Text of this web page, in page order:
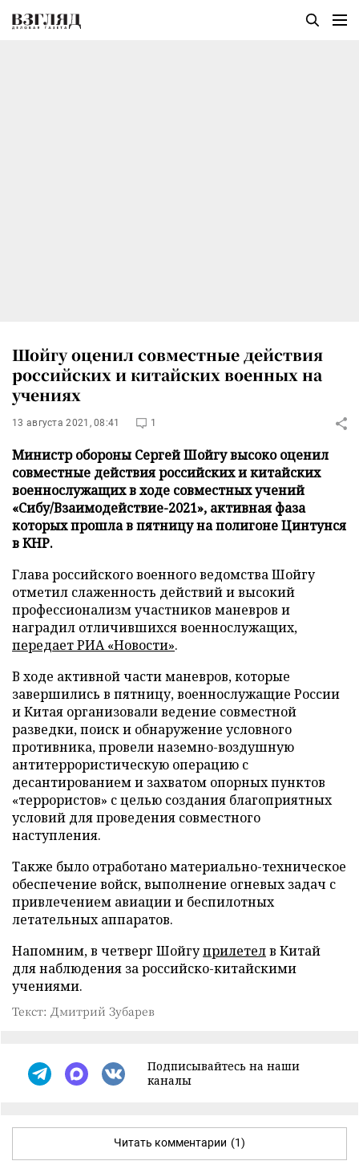
Шойгу оценил совместные действия
российских и китайских военных на
учениях
13 августа 2021, 08:41 1
Министр обороны Сергей Шойгу высоко оценил
совместные действия российских и китайских
военнослужащих в ходе совместных учений
«Сибу/Взаимодействие-2021», активная фаза
которых прошла в пятницу на полигоне Цинтунся
в КНР.
Глава российского военного ведомства Шойгу
отметил слаженность действий и высокий
профессионализм участников маневров и
наградил отличившихся военнослужащих,
передаетРИА «Новости».
В ходе активной части маневров, которые
завершились в пятницу, военнослужащие России
и Китая организовали ведение совместной
разведки, поиск и обнаружение условного
противника, провели наземно-воздушную
антитеррористическую операцию с
десантированием и захватом опорных пунктов
«террористов» с целью создания благоприятных
условий для проведения совместного
наступления.
Также было отработано материально-техническое
обеспечение войск, выполнение огневых задач с
привлечением авиации и беспилотных
летательных аппаратов.
Напомним, в четверг Шойгуприлетелв Китай
для наблюдения за российско-китайскими
учениями.
Текст: Дмитрий Зубарев
Подписывайтесь на наши
каналы
Читать комментарии (1)